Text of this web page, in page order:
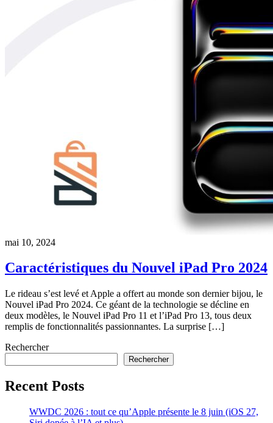
mai 10, 2024
Caractéristiques du Nouvel iPad Pro 2024
Le rideau s’est levé et Apple a offert au monde son dernier bijou, le
Nouvel iPad Pro 2024. Ce géant de la technologie se décline en
deux modèles, le Nouvel iPad Pro 11 et l’iPad Pro 13, tous deux
remplis de fonctionnalités passionnantes. La surprise […]
Rechercher
Rechercher
Recent Posts
WWDC 2026 : tout ce qu’Apple présente le 8 juin (iOS 27,